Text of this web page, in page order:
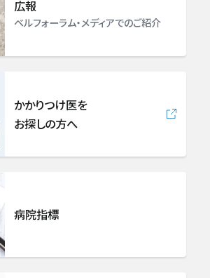
広報
ベルフォーラム・メディアでのご紹介
かかりつけ医を
お探しの方へ
病院指標